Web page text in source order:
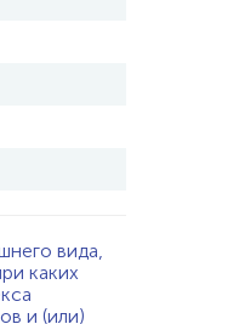
вида,
каких
и (или)